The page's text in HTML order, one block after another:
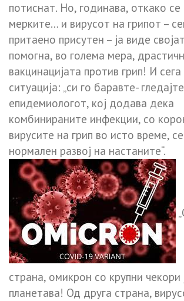
потиснат. Но, годинава, откако се
мерките… и вирусот на грипот –
притаено присутен – ја виде
помогна, во голема мера,
вакцинацијата против грип! И
ситуација: „си го баравте-
епидемиологот, кој додава дека
комбинираните инфекции, со
вирусите на грип во исто време,
нормален развој на настаните“.
страна, омикрон со крупни чекори
планетава! Од друга страна,